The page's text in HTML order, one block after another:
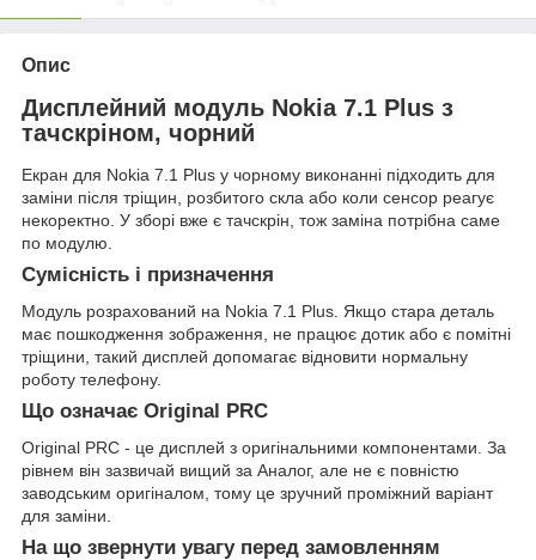
Опис
Дисплейний модуль Nokia 7.1 Plus з
тачскріном, чорний
Екран для Nokia 7.1 Plus у чорному виконанні підходить для
заміни після тріщин, розбитого скла або коли сенсор реагує
некоректно. У зборі вже є тачскрін, тож заміна потрібна саме
по модулю.
Сумісність і призначення
Модуль розрахований на Nokia 7.1 Plus. Якщо стара деталь
має пошкодження зображення, не працює дотик або є помітні
тріщини, такий дисплей допомагає відновити нормальну
роботу телефону.
Що означає Original PRC
Original PRC - це дисплей з оригінальними компонентами. За
рівнем він зазвичай вищий за Аналог, але не є повністю
заводським оригіналом, тому це зручний проміжний варіант
для заміни.
На що звернути увагу перед замовленням